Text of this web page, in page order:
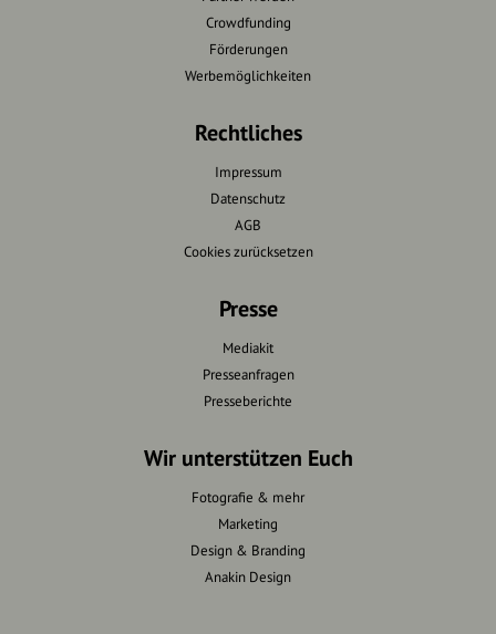
Crowdfunding
Förderungen
Werbemöglichkeiten
Rechtliches
Impressum
Datenschutz
AGB
Cookies zurücksetzen
Presse
Mediakit
Presseanfragen
Presseberichte
Wir unterstützen Euch
Fotografie & mehr
Marketing
Design & Branding
Anakin Design